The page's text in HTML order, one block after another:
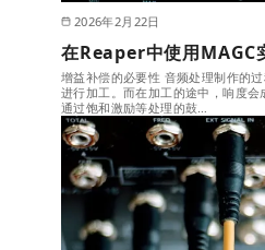
2026年2月22日
在Reaper中使用MAGC
增益补偿的必要性 音频处理制作的
进行加工。而在加工的途中，响度
通过饱和激励等处理的鼓…